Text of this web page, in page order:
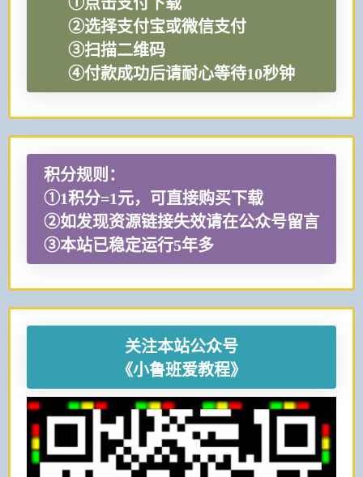
②选择支付宝或微信支付
③扫描二维码
④付款成功后请耐心等待10秒钟
积分规则：
①1积分=1元，可直接购买下载
②如发现资源链接失效请在公众号留言
③本站已稳定运行5年多
关注本站公众号
《小鲁班爱教程》